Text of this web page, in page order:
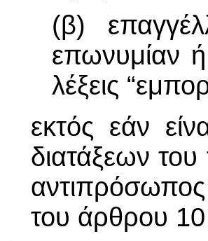
(β)
επωνυμίαν ή
λέξεις
εκτός εάν
διατάξεων
του άρθρου